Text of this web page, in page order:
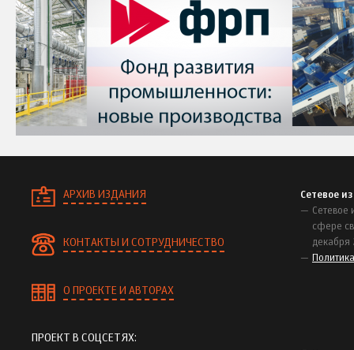
АРХИВ ИЗДАНИЯ
КОНТАКТЫ И СОТРУДНИЧЕСТВО
О ПРОЕКТЕ И АВТОРАХ
Сетевое
Сетевое
сфере
декабря
ПРОЕКТ В СОЦСЕТЯХ: